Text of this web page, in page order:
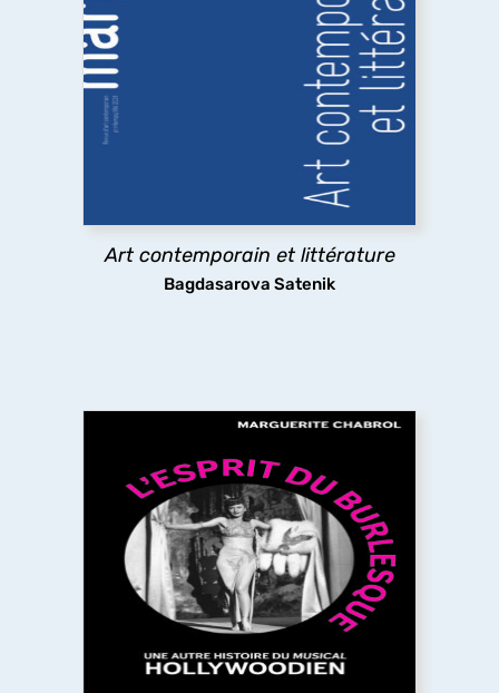
Art contemporain et littérature
Bagdasarova Satenik
Art contemporain et littérature
Quelles sont les relations entre art contemporain
et littérature ? A travers des exemples allant des
emprunts littéraires à des œuvres plastiques
jusqu’à l’usage par l’art contemporain de textes
explore les pratiques
découvrir
L’Esprit du burlesque
L’ouvrage revisite l’âge d’or du film musical
américain du XXe siècle en y cherchant l’héritage
burlesquequi se trouve aux origines
du genre, mais que le cinéma a en partie effacé
pour privilégier sa dimension romantique.